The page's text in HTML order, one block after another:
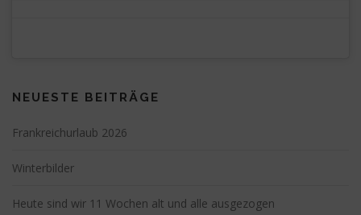
NEUESTE BEITRÄGE
Frankreichurlaub 2026
Winterbilder
Heute sind wir 11 Wochen alt und alle ausgezogen